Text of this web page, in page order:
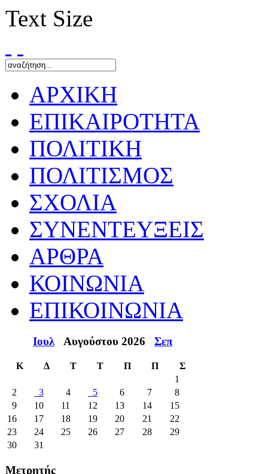
Text Size
ΑΡΧΙΚΗ
ΕΠΙΚΑΙΡΟΤΗΤΑ
ΠΟΛΙΤΙΚΗ
ΠΟΛΙΤΙΣΜΟΣ
ΣΧΟΛΙΑ
ΣΥΝΕΝΤΕΥΞΕΙΣ
ΑΡΘΡΑ
ΚΟΙΝΩΝΙΑ
ΕΠΙΚΟΙΝΩΝΙΑ
Ιουλ Αυγούστου 2026 Σεπ
Κ Δ Τ Τ Π Π
Σ
1
2
3 4 5 6 7
8
9
10 11 12 13 14
15
16
17 18 19 20 21
22
23
24 25 26 27 28
29
30
31
Μετρητής